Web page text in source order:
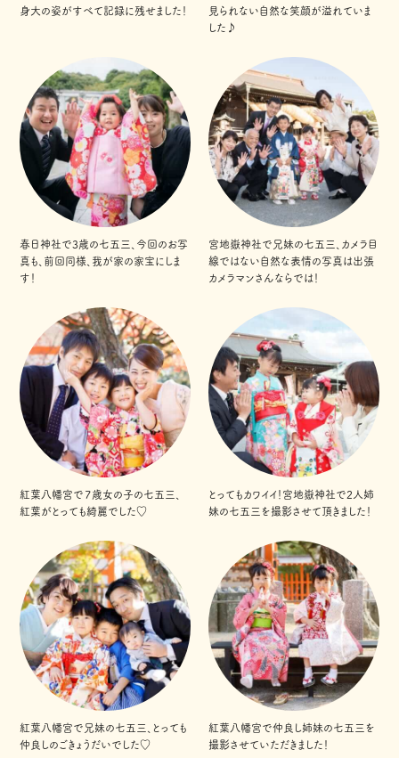
身大の姿がすべて記録に残せました！
見られない自然な笑顔が溢れていま
した♪
春日神社で3歳の七五三、今回のお写
真も、前回同様、我が家の家宝にしま
す！
宮地嶽神社で兄妹の七五三、カメラ目
線ではない自然な表情の写真は出張
カメラマンさんならでは！
紅葉八幡宮で７歳女の子の七五三、
紅葉がとっても綺麗でした♡
とってもカワイイ！宮地嶽神社で2人姉
妹の七五三を撮影させて頂きました！
紅葉八幡宮で兄妹の七五三、とっても
仲良しのごきょうだいでした♡
紅葉八幡宮で仲良し姉妹の七五三を
撮影させていただきました！